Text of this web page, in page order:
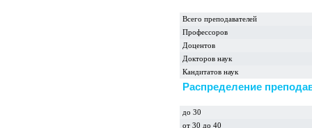
Всего преподавателей
Профессоров
Доцентов
Докторов наук
Кандитатов наук
Распределение
до 30
от 30 до 40